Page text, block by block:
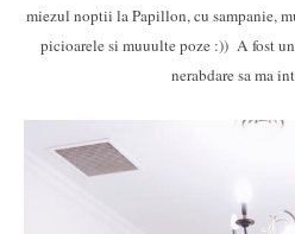
miezul noptii la Papillon, cu sampanie,
picioarele si muuulte poze :)) A fost
nerabdare sa ma